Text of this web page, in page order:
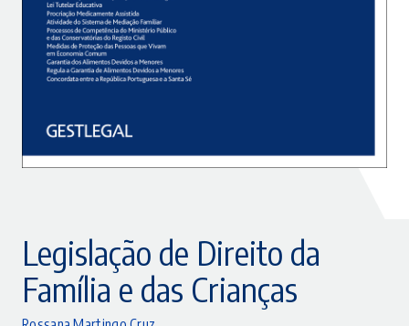
Legislação de Direito da
Família e das Crianças